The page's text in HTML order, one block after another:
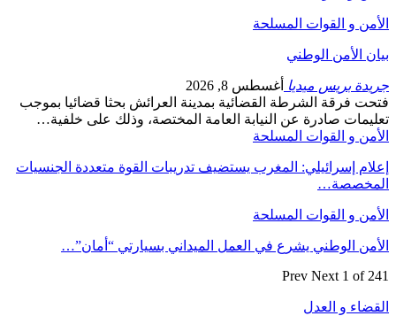
الأمن و القوات المسلحة
بيان الأمن الوطني
جريدة بريس ميديا أغسطس 8, 2026
فتحت فرقة الشرطة القضائية بمدينة العرائش بحثا قضائيا بموجب
تعليمات صادرة عن النيابة العامة المختصة، وذلك على خلفية…
الأمن و القوات المسلحة
إعلام إسرائيلي: المغرب يستضيف تدريبات القوة متعددة الجنسيات
المخصصة…
الأمن و القوات المسلحة
الأمن الوطني يشرع في العمل الميداني بسيارتي “أمان”…
Prev Next 1 of 241
القضاء و العدل